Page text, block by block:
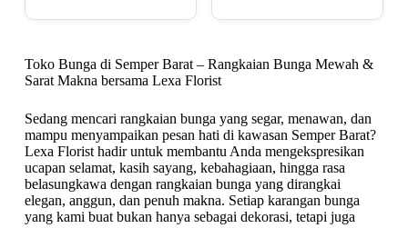
Toko Bunga di Semper Barat – Rangkaian Bunga Mewah &
Sarat Makna bersama Lexa Florist
Sedang mencari rangkaian bunga yang segar, menawan, dan
mampu menyampaikan pesan hati di kawasan Semper Barat?
Lexa Florist hadir untuk membantu Anda mengekspresikan
ucapan selamat, kasih sayang, kebahagiaan, hingga rasa
belasungkawa dengan rangkaian bunga yang dirangkai
elegan, anggun, dan penuh makna. Setiap karangan bunga
yang kami buat bukan hanya sebagai dekorasi, tetapi juga